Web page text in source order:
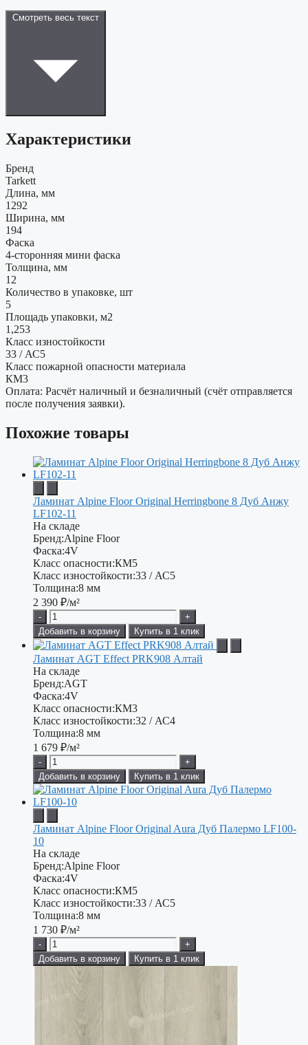
Смотреть весь текст
Характеристики
Бренд
Tarkett
Длина, мм
1292
Ширина, мм
194
Фаска
4-сторонняя мини фаска
Толщина, мм
12
Количество в упаковке, шт
5
Площадь упаковки, м2
1,253
Класс изностойкости
33 / АС5
Класс пожарной опасности материала
КМ3
Оплата: Расчёт наличный и безналичный (счёт отправляется
после получения заявки).
Похожие товары
Ламинат Alpine Floor Original Herringbone 8 Дуб Анжу
LF102-11
На складе
Бренд:Alpine Floor
Фаска:4V
Класс опасности:КМ5
Класс изностойкости:33 / АС5
Толщина:8 мм
2 390 ₽/м²
-
+
Добавить в корзину
Купить в 1 клик
Ламинат AGT Effect PRK908 Алтай
На складе
Бренд:AGT
Фаска:4V
Класс опасности:КМ3
Класс изностойкости:32 / АС4
Толщина:8 мм
1 679 ₽/м²
-
+
Добавить в корзину
Купить в 1 клик
Ламинат Alpine Floor Original Aura Дуб Палермо LF100-
10
На складе
Бренд:Alpine Floor
Фаска:4V
Класс опасности:КМ5
Класс изностойкости:33 / АС5
Толщина:8 мм
1 730 ₽/м²
-
+
Добавить в корзину
Купить в 1 клик